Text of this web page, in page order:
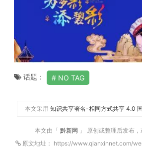
话题： NO TAG
本文采用 知识共享署名-相同方式共享 4.0
本文由「 黔新网 」 原创或整理后发布，
原文地址： https://www.qianxinnet.com/